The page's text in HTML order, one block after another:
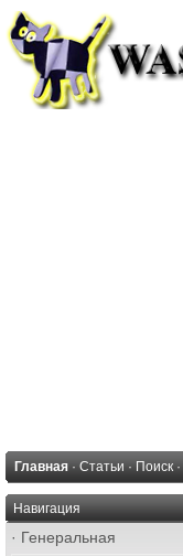
Главная · Статьи · Поиск ·
Навигация
· Генеральная